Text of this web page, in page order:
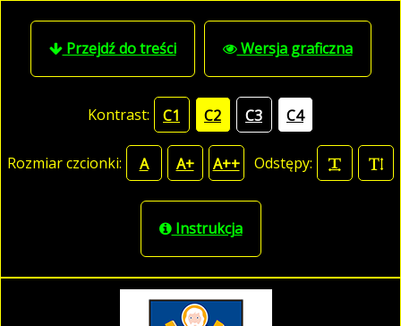
Przejdź do treści Wersja graficzna
Kontrast: C1 C2 C3 C4
Rozmiar czcionki: A A+ A++ Odstępy:
Instrukcja